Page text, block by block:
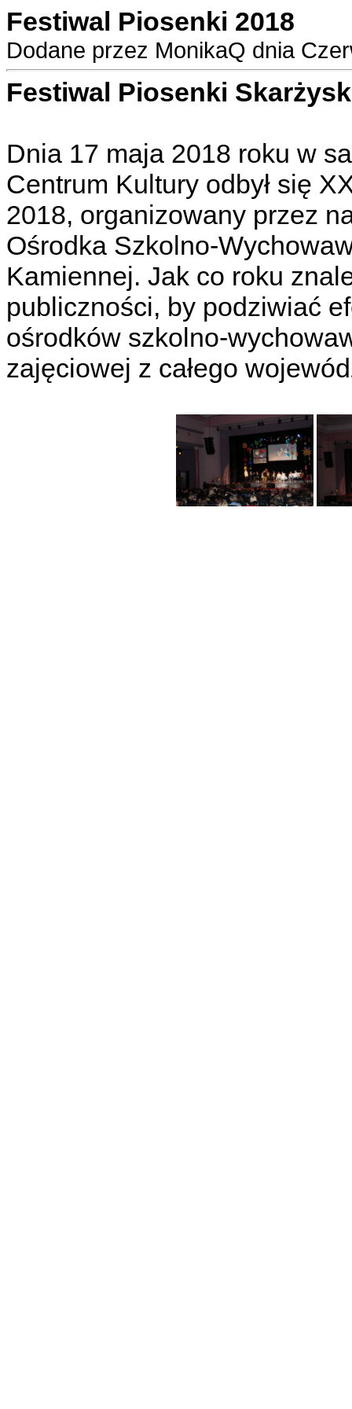
Festiwal Piosenki 2018
Dodane przez MonikaQ dnia
Festiwal Piosenki
Dnia 17 maja 2018 roku w
Centrum Kultury odbył się
2018, organizowany przez
Ośrodka Szkolno-
Kamiennej. Jak co roku
publiczności, by podziwiać
ośrodków szkolno-
zajęciowej z całego